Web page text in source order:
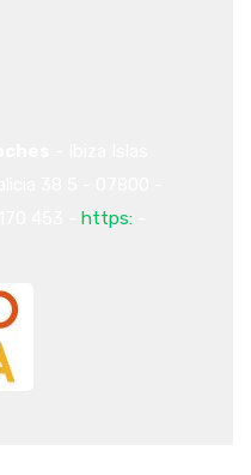
https: